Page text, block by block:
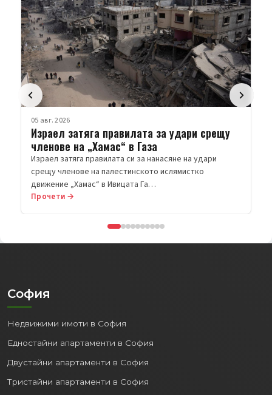
05 авг. 2026
Израел затяга правилата за удари срещу
членове на „Хамас“ в Газа
Израел затяга правилата си за нанасяне на удари
срещу членове на палестинското ислямистко
движение „Хамас“ в Ивицата Га…
Прочети →
София
Недвижими имоти в София
Едностайни апартаменти в София
Двустайни апартаменти в София
Тристайни апартаменти в София